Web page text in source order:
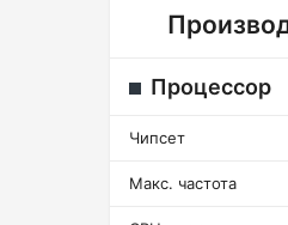
Процессор
Чипсет
Макс. частота